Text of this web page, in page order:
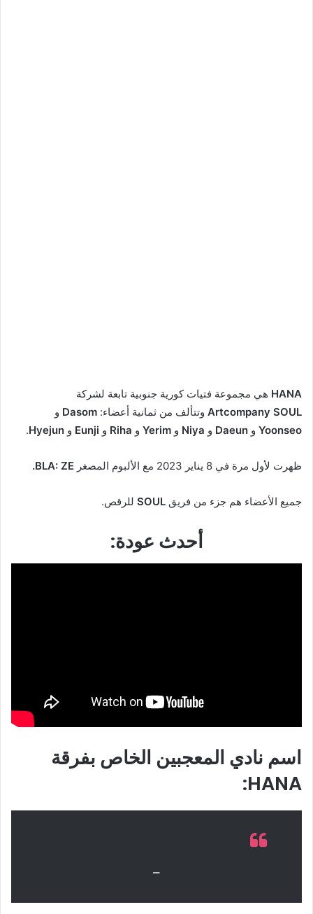
HANA هي مجموعة فتيات كورية جنوبية تابعة لشركة
Artcompany SOUL وتتألف من ثمانية أعضاء: Dasom و
Yoonseo و Daeun و Niya و Yerim و Riha و Eunji و Hyejun
.
ظهرت لأول مرة في 8 يناير 2023 مع الألبوم المصغر BLA: ZE.
جميع الأعضاء هم جزء من فريق SOUL للرقص.
أحدث عودة:
اسم نادي المعجبين الخاص بفرقة
HANA:
–